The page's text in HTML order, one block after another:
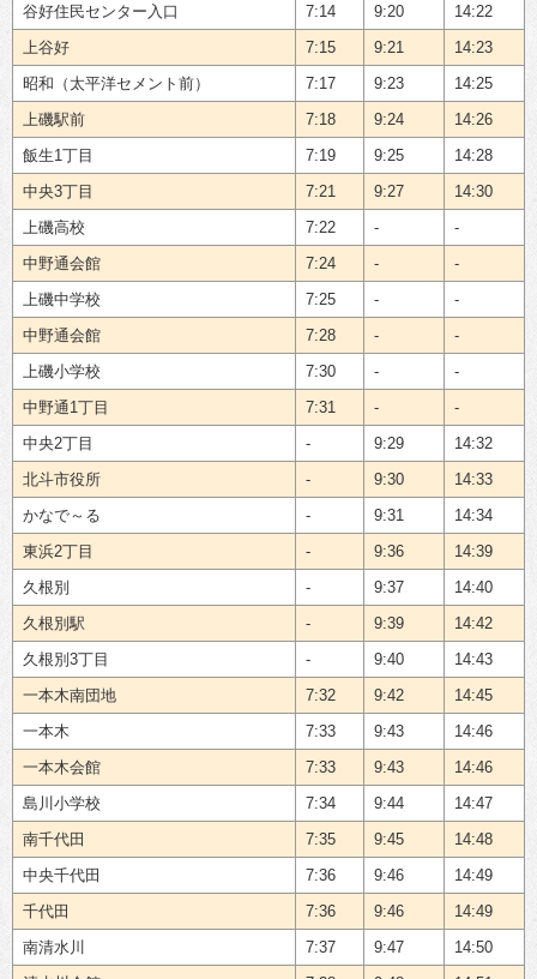
谷好住民センター入口
7:14 9:20
14:22
上谷好
7:15 9:21
14:23
昭和（太平洋セメント前）
7:17 9:23
14:25
上磯駅前
7:18 9:24
14:26
飯生1丁目
7:19 9:25
14:28
中央3丁目
7:21 9:27
14:30
上磯高校
7:22 -
-
中野通会館
7:24 -
-
上磯中学校
7:25 -
-
中野通会館
7:28 -
-
上磯小学校
7:30 -
-
中野通1丁目
7:31 -
-
中央2丁目
- 9:29
14:32
北斗市役所
- 9:30
14:33
かなで～る
- 9:31
14:34
東浜2丁目
- 9:36
14:39
久根別
- 9:37
14:40
久根別駅
- 9:39
14:42
久根別3丁目
- 9:40
14:43
一本木南団地
7:32 9:42
14:45
一本木
7:33 9:43
14:46
一本木会館
7:33 9:43
14:46
島川小学校
7:34 9:44
14:47
南千代田
7:35 9:45
14:48
中央千代田
7:36 9:46
14:49
千代田
7:36 9:46
14:49
南清水川
7:37 9:47
14:50